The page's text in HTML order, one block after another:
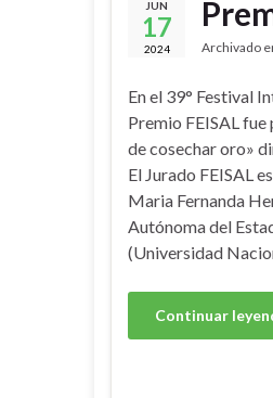
JUN
17
2024 Archivado
En el 39° Festival
Premio FEISAL
de cosechar oro»
El Jurado FEISAL
Maria Fernanda
Autónoma del
(Universidad
Continuar